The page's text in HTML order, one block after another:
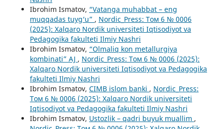
Ibrohim Ismatov, “Vatanga muhabbat – eng
muqqadas tuyg‘u” , Nordic_Press: Том 6 № 0006
(2025): Xalqaro Nordik universiteti Iqtisodiyot va
Pedagogika fakulteti Ilmiy Nashri
Ibrohim Ismatov, “Olmaliq kon metallurgiya
kombinati” AJ , Nordic_Press: Том 6 № 0006 (2025):
Xalqaro Nordik universiteti Iqtisodiyot va Pedagogika
fakulteti Ilmiy Nashri
Ibrohim Ismatov, CIMB islom banki , Nordic_Press:
Том 6 № 0006 (2025): Xalqaro Nordik universiteti
Iqtisodiyot va Pedagogika fakulteti Ilmiy Nashri
Ibrohim Ismatov, Ustozlik – qadri buyuk muallim ,